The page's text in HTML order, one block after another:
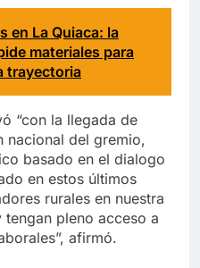
en La Quiaca: la
materiales para
trayectoria
“con la llegada de
nacional del gremio,
basado en el dialogo
en estos últimos
rurales en nuestra
pleno acceso a
afirmó.